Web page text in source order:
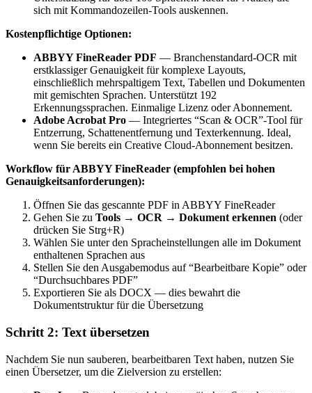
sich mit Kommandozeilen-Tools auskennen.
Kostenpflichtige Optionen:
ABBYY FineReader PDF — Branchenstandard-OCR mit
erstklassiger Genauigkeit für komplexe Layouts,
einschließlich mehrspaltigem Text, Tabellen und Dokumenten
mit gemischten Sprachen. Unterstützt 192
Erkennungssprachen. Einmalige Lizenz oder Abonnement.
Adobe Acrobat Pro — Integriertes “Scan & OCR”-Tool für
Entzerrung, Schattenentfernung und Texterkennung. Ideal,
wenn Sie bereits ein Creative Cloud-Abonnement besitzen.
Workflow für ABBYY FineReader (empfohlen bei hohen
Genauigkeitsanforderungen):
Öffnen Sie das gescannte PDF in ABBYY FineReader
Gehen Sie zu Tools → OCR → Dokument erkennen (oder
drücken Sie Strg+R)
Wählen Sie unter den Spracheinstellungen alle im Dokument
enthaltenen Sprachen aus
Stellen Sie den Ausgabemodus auf “Bearbeitbare Kopie” oder
“Durchsuchbares PDF”
Exportieren Sie als DOCX — dies bewahrt die
Dokumentstruktur für die Übersetzung
Schritt 2: Text übersetzen
Nachdem Sie nun sauberen, bearbeitbaren Text haben, nutzen Sie
einen Übersetzer, um die Zielversion zu erstellen: